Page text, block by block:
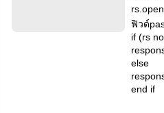
ฟิวด์
if (rs
else
end if